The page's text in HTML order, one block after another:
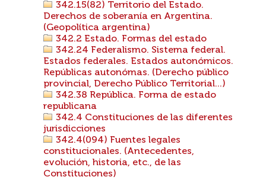
342.15(82) Territorio del Estado.
Derechos de soberanía en Argentina.
(Geopolítica argentina)
342.2 Estado. Formas del estado
342.24 Federalismo. Sistema federal.
Estados federales. Estados autonómicos.
Repúblicas autonómas. (Derecho público
provincial, Derecho Público Territorial...)
342.38 República. Forma de estado
republicana
342.4 Constituciones de las diferentes
jurisdicciones
342.4(094) Fuentes legales
constitucionales. (Antecedentes,
evolución, historia, etc., de las
Constituciones)